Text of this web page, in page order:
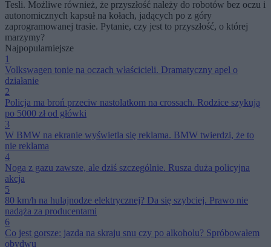
Tesli. Możliwe również, że przyszłość należy do robotów bez oczu i
autonomicznych kapsuł na kołach, jadących po z góry
zaprogramowanej trasie. Pytanie, czy jest to przyszłość, o której
marzymy?
Najpopularniejsze
1
Volkswagen tonie na oczach właścicieli. Dramatyczny apel o
działanie
2
Policja ma broń przeciw nastolatkom na crossach. Rodzice szykują
po 5000 zł od główki
3
W BMW na ekranie wyświetla się reklama. BMW twierdzi, że to
nie reklama
4
Noga z gazu zawsze, ale dziś szczególnie. Rusza duża policyjna
akcja
5
80 km/h na hulajnodze elektrycznej? Da się szybciej. Prawo nie
nadąża za producentami
6
Co jest gorsze: jazda na skraju snu czy po alkoholu? Spróbowałem
obydwu